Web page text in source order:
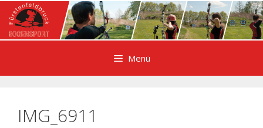
Zum
Inhalt
springen
Menü
IMG_6911